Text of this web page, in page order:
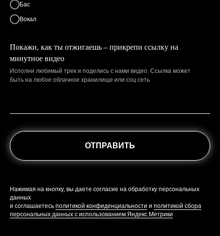
Бас
Вокал
Покажи, как ты отжигаешь – прикрепи ссылку на
минутное видео
Исполни любимый трек и поделись с нами видео. Ссылка может
быть на любое облачное хранилище или соц сеть
ОТПРАВИТЬ
Нажимая на кнопку, вы даете согласие на обработку персональных
данных
и соглашаетесь политикой конфиденциальности и политикой сбора
персональных данных с использованием Яндекс.Метрики